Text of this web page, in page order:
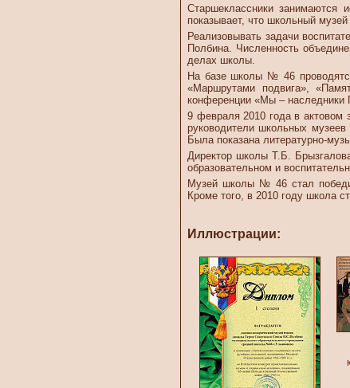
Старшеклассники занимаются
показывает, что школьный
Реализовывать задачи
Полбина. Численность
делах школы.
На базе школы № 46
«Маршрутами подвига»,
конференции «Мы – наследники
9 февраля 2010 года в актовом
руководители школьных
Была показана литературно-
Директор школы Т.Б.
образовательном и
Музей школы № 46 стал
Кроме того, в 2010 году школа
Иллюстрации: